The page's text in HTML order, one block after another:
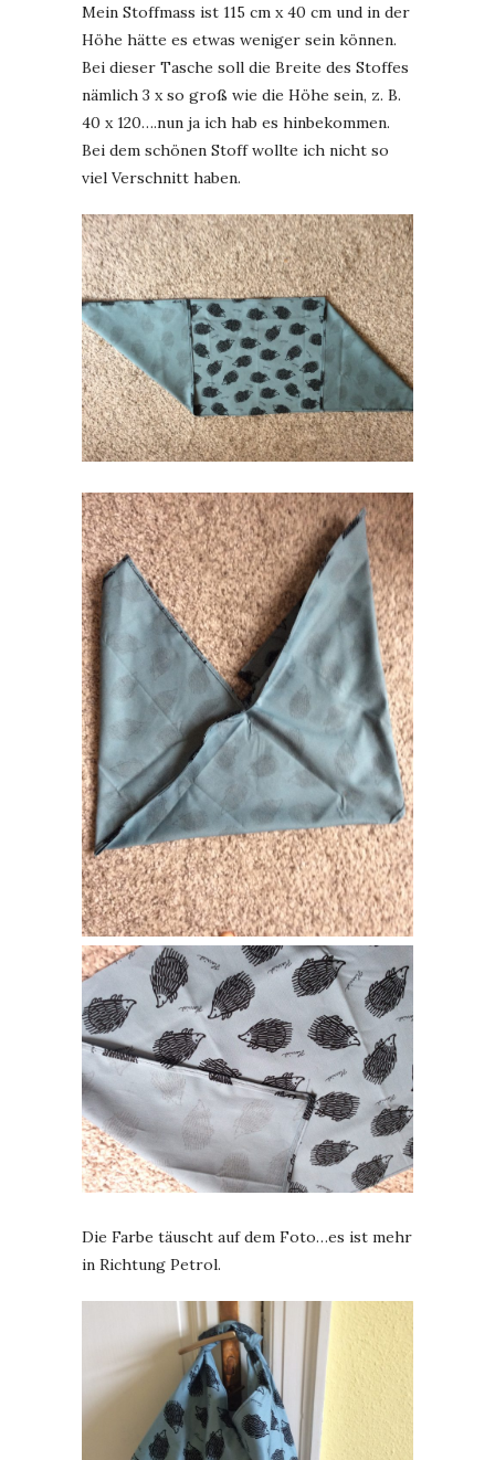
Mein Stoffmass ist 115 cm x 40 cm und in der
Höhe hätte es etwas weniger sein können.
Bei dieser Tasche soll die Breite des Stoffes
nämlich 3 x so groß wie die Höhe sein, z. B.
40 x 120….nun ja ich hab es hinbekommen.
Bei dem schönen Stoff wollte ich nicht so
viel Verschnitt haben.
Die Farbe täuscht auf dem Foto…es ist mehr
in Richtung Petrol.